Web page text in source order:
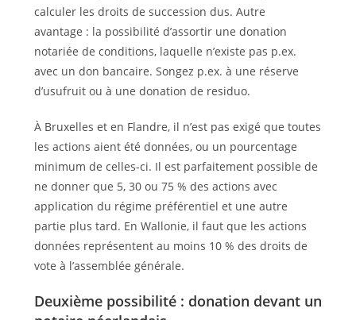
calculer les droits de succession dus. Autre
avantage : la possibilité d’assortir une donation
notariée de conditions, laquelle n’existe pas p.ex.
avec un don bancaire. Songez p.ex. à une réserve
d’usufruit ou à une donation de residuo.
À Bruxelles et en Flandre, il n’est pas exigé que toutes
les actions aient été données, ou un pourcentage
minimum de celles-ci. Il est parfaitement possible de
ne donner que 5, 30 ou 75 % des actions avec
application du régime préférentiel et une autre
partie plus tard. En Wallonie, il faut que les actions
données représentent au moins 10 % des droits de
vote à l’assemblée générale.
Deuxième possibilité : donation devant un